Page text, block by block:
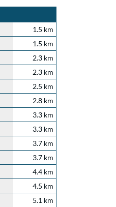
1.5 km
1.5 km
2.3 km
2.3 km
2.5 km
2.8 km
3.3 km
3.3 km
3.7 km
3.7 km
4.4 km
4.5 km
5.1 km